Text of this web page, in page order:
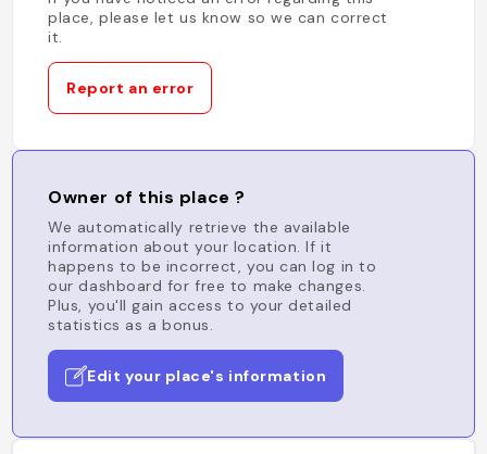
place, please let us know so we can correct
it.
Report an error
Owner of this place ?
We automatically retrieve the available
information about your location. If it
happens to be incorrect, you can log in to
our dashboard for free to make changes.
Plus, you'll gain access to your detailed
statistics as a bonus.
Edit your place's information